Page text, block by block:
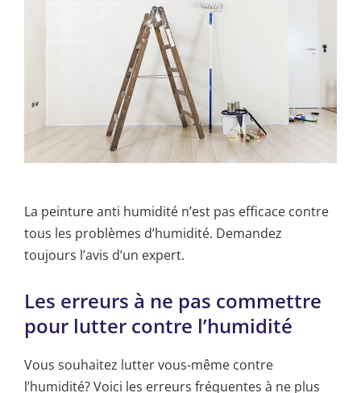
La peinture anti humidité n’est pas efficace contre
tous les problèmes d’humidité. Demandez
toujours l’avis d’un expert.
Les erreurs à ne pas commettre
pour lutter contre l’humidité
Vous souhaitez lutter vous-même contre
l’humidité? Voici les erreurs fréquentes à ne plus